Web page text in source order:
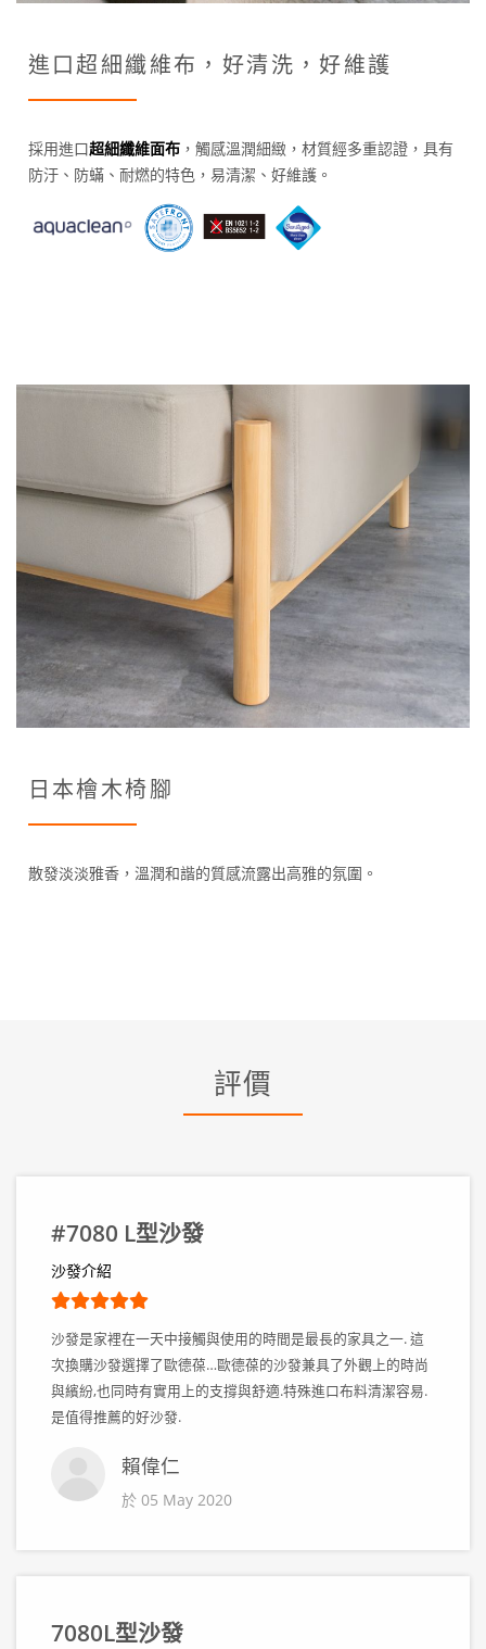
進口超細纖維布，好清洗，好維護
採用進口超細纖維面布，觸感溫潤細緻，材質經多重認證，具有
防汙、防蟎、耐燃的特色，易清潔、好維護。
日本檜木椅腳
散發淡淡雅香，溫潤和諧的質感流露出高雅的氛圍。
評價
#7080 L型沙發
沙發介紹
沙發是家裡在一天中接觸與使用的時間是最長的家具之一. 這
次換購沙發選擇了歐德葆…歐德葆的沙發兼具了外觀上的時尚
與繽紛,也同時有實用上的支撐與舒適.特殊進口布料清潔容易.
是值得推薦的好沙發.
賴偉仁
於 05 May 2020
7080L型沙發